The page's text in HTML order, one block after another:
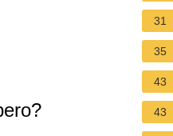
31
35
43
43